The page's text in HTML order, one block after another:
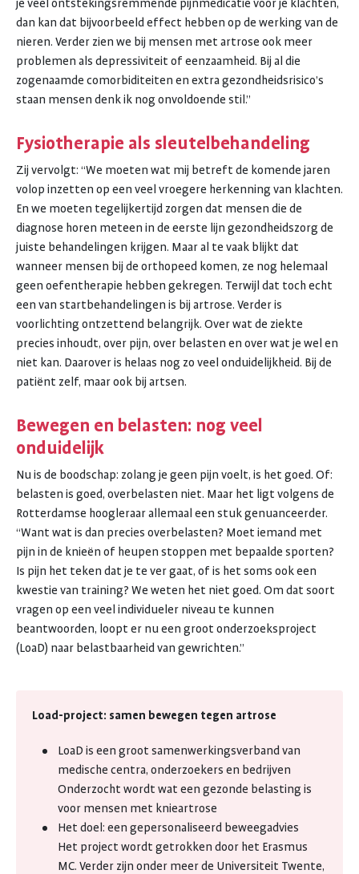
je veel ontstekingsremmende pijnmedicatie voor je klachten,
dan kan dat bijvoorbeeld effect hebben op de werking van de
nieren. Verder zien we bij mensen met artrose ook meer
problemen als depressiviteit of eenzaamheid. Bij al die
zogenaamde comorbiditeiten en extra gezondheidsrisico’s
staan mensen denk ik nog onvoldoende stil.”
Fysiotherapie als sleutelbehandeling
Zij vervolgt: “We moeten wat mij betreft de komende jaren
volop inzetten op een veel vroegere herkenning van klachten.
En we moeten tegelijkertijd zorgen dat mensen die de
diagnose horen meteen in de eerste lijn gezondheidszorg de
juiste behandelingen krijgen. Maar al te vaak blijkt dat
wanneer mensen bij de orthopeed komen, ze nog helemaal
geen oefentherapie hebben gekregen. Terwijl dat toch echt
een van startbehandelingen is bij artrose. Verder is
voorlichting ontzettend belangrijk. Over wat de ziekte
precies inhoudt, over pijn, over belasten en over wat je wel en
niet kan. Daarover is helaas nog zo veel onduidelijkheid. Bij de
patiënt zelf, maar ook bij artsen.
Bewegen en belasten: nog veel
onduidelijk
Nu is de boodschap: zolang je geen pijn voelt, is het goed. Of:
belasten is goed, overbelasten niet. Maar het ligt volgens de
Rotterdamse hoogleraar allemaal een stuk genuanceerder.
“Want wat is dan precies overbelasten? Moet iemand met
pijn in de knieën of heupen stoppen met bepaalde sporten?
Is pijn het teken dat je te ver gaat, of is het soms ook een
kwestie van training? We weten het niet goed. Om dat soort
vragen op een veel individueler niveau te kunnen
beantwoorden, loopt er nu een groot onderzoeksproject
(LoaD) naar belastbaarheid van gewrichten.”
Load-project: samen bewegen tegen artrose
LoaD is een groot samenwerkingsverband van
medische centra, onderzoekers en bedrijven
Onderzocht wordt wat een gezonde belasting is
voor mensen met knieartrose
Het doel: een gepersonaliseerd beweegadvies
Het project wordt getrokken door het Erasmus
MC. Verder zijn onder meer de Universiteit Twente,